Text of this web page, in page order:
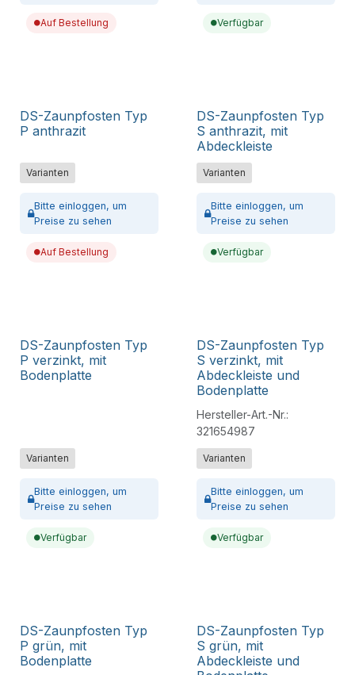
Auf Bestellung Verfügbar
DS-Zaunpfosten Typ
P anthrazit
Varianten
Bitte einloggen, um
Preise zu sehen
Auf Bestellung
DS-Zaunpfosten Typ
S anthrazit, mit
Abdeckleiste
Varianten
Bitte einloggen, um
Preise zu sehen
Verfügbar
DS-Zaunpfosten Typ
P verzinkt, mit
Bodenplatte
Varianten
Bitte einloggen, um
Preise zu sehen
Verfügbar
DS-Zaunpfosten Typ
S verzinkt, mit
Abdeckleiste und
Bodenplatte
Hersteller-Art.-Nr.:
321654987
Varianten
Bitte einloggen, um
Preise zu sehen
Verfügbar
DS-Zaunpfosten Typ
P grün, mit
Bodenplatte
DS-Zaunpfosten Typ
S grün, mit
Abdeckleiste und